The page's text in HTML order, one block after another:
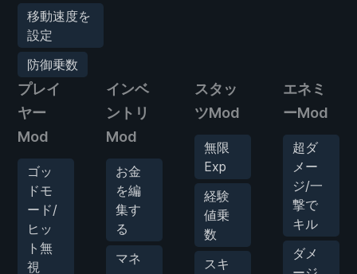
移動速度を
設定
防御乗数
プレイ
ヤー
Mod
ゴッ
ドモ
ード/
ヒッ
ト無
視
インベ
ントリ
Mod
お金
を編
集す
る
マネ
スタッ
ツMod
無限
Exp
経験
値乗
数
スキ
エネミ
ーMod
超ダ
メー
ジ/一
撃で
キル
ダメ